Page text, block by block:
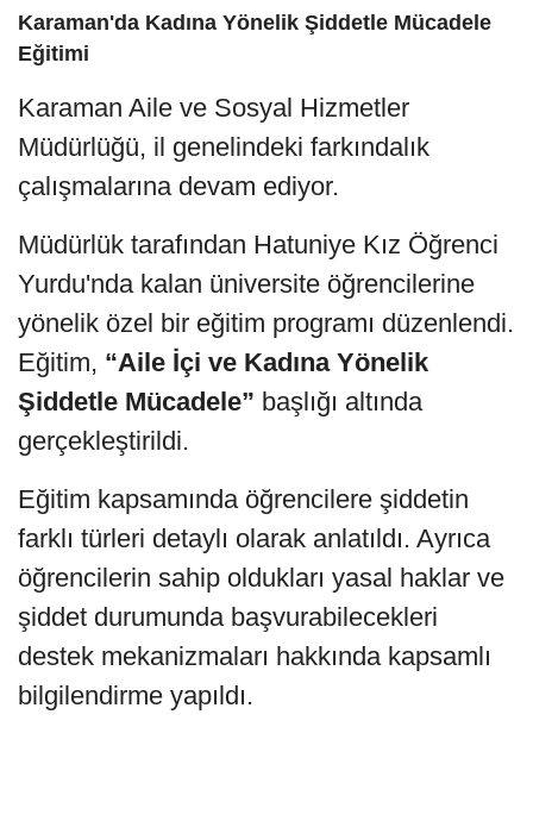
Karaman'da Kadına Yönelik Şiddetle Mücadele
Eğitimi
Karaman Aile ve Sosyal Hizmetler
Müdürlüğü, il genelindeki farkındalık
çalışmalarına devam ediyor.
Müdürlük tarafından Hatuniye Kız Öğrenci
Yurdu'nda kalan üniversite öğrencilerine
yönelik özel bir eğitim programı düzenlendi.
Eğitim, “Aile İçi ve Kadına Yönelik
Şiddetle Mücadele” başlığı altında
gerçekleştirildi.
Eğitim kapsamında öğrencilere şiddetin
farklı türleri detaylı olarak anlatıldı. Ayrıca
öğrencilerin sahip oldukları yasal haklar ve
şiddet durumunda başvurabilecekleri
destek mekanizmaları hakkında kapsamlı
bilgilendirme yapıldı.